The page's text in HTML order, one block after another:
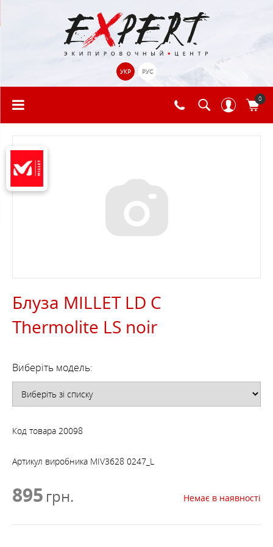
УКР РУС
0
Блуза MILLET LD C
Thermolite LS noir
Виберіть модель:
Код товара 20098
Артикул виробника MIV3628 0247_L
895 грн. Немає в наявності